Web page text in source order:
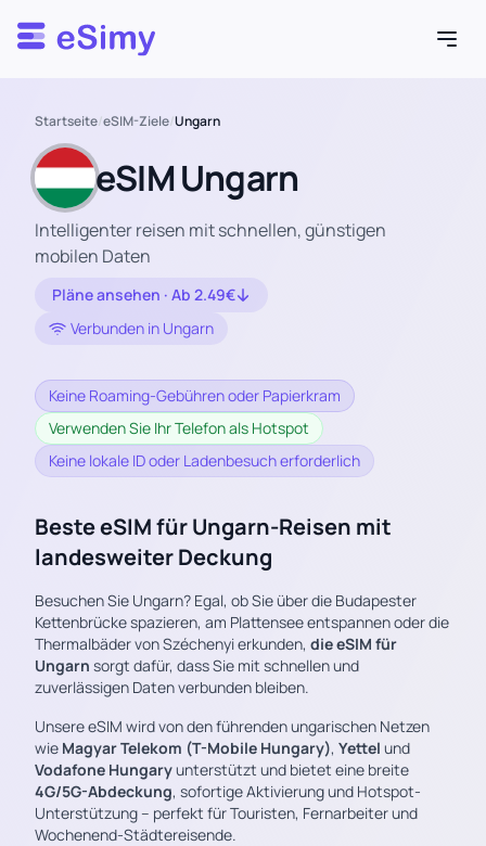
Esimy
Startseite/eSIM-Ziele/Ungarn
eSIM Ungarn
Intelligenter reisen mit schnellen, günstigen
mobilen Daten
Pläne ansehen · Ab 2.49€
Verbunden in Ungarn
Keine Roaming-Gebühren oder Papierkram
Verwenden Sie Ihr Telefon als Hotspot
Keine lokale ID oder Ladenbesuch erforderlich
Beste eSIM für Ungarn-Reisen mit
landesweiter Deckung
Besuchen Sie Ungarn? Egal, ob Sie über die Budapester
Kettenbrücke spazieren, am Plattensee entspannen oder die
Thermalbäder von Széchenyi erkunden, die eSIM für
Ungarn sorgt dafür, dass Sie mit schnellen und
zuverlässigen Daten verbunden bleiben.
Unsere eSIM wird von den führenden ungarischen Netzen
wie Magyar Telekom (T-Mobile Hungary), Yettel und
Vodafone Hungaryunterstützt und bietet eine breite
4G/5G-Abdeckung, sofortige Aktivierung und Hotspot-
Unterstützung – perfekt für Touristen, Fernarbeiter und
Wochenend-Städtereisende.